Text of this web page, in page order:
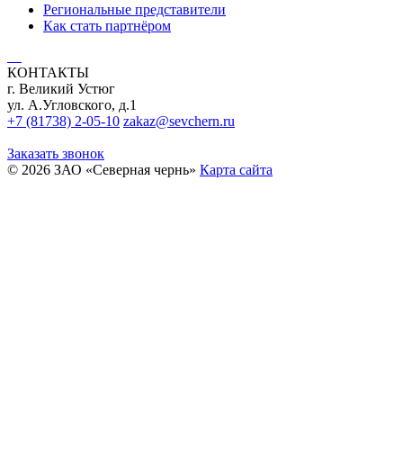
Региональные представители
Как стать партнёром
КОНТАКТЫ
г. Великий Устюг
ул. А.Угловского, д.1
+7 (81738) 2-05-10 zakaz@sevchern.ru
Заказать звонок
© 2026 ЗАО «Северная чернь» Карта сайта